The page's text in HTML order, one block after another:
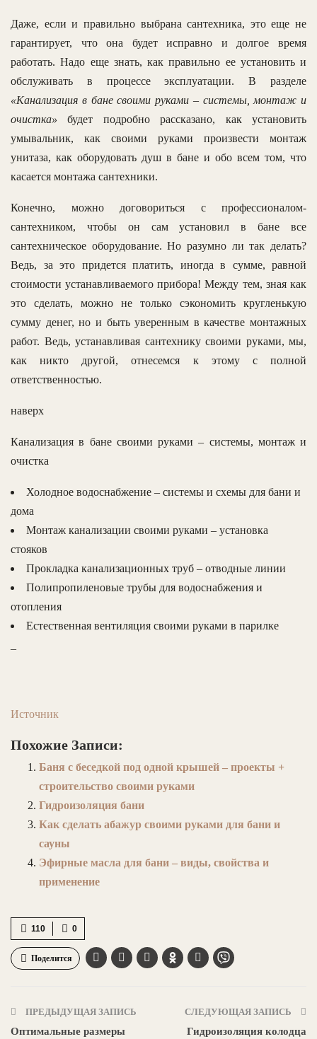
Даже, если и правильно выбрана сантехника, это еще не
гарантирует, что она будет исправно и долгое время
работать. Надо еще знать, как правильно ее установить и
обслуживать в процессе эксплуатации. В разделе
«Канализация в бане своими руками – системы, монтаж и
очистка» будет подробно рассказано, как установить
умывальник, как своими руками произвести монтаж
унитаза, как оборудовать душ в бане и обо всем том, что
касается монтажа сантехники.
Конечно, можно договориться с профессионалом-
сантехником, чтобы он сам установил в бане все
сантехническое оборудование. Но разумно ли так делать?
Ведь, за это придется платить, иногда в сумме, равной
стоимости устанавливаемого прибора! Между тем, зная как
это сделать, можно не только сэкономить кругленькую
сумму денег, но и быть уверенным в качестве монтажных
работ. Ведь, устанавливая сантехнику своими руками, мы,
как никто другой, отнесемся к этому с полной
ответственностью.
наверх
Канализация в бане своими руками – системы, монтаж и
очистка
Холодное водоснабжение – системы и схемы для бани и
дома
Монтаж канализации своими руками – установка
стояков
Прокладка канализационных труб – отводные линии
Полипропиленовые трубы для водоснабжения и
отопления
Естественная вентиляция своими руками в парилке
Источник
Похожие Записи:
Баня с беседкой под одной крышей – проекты +
строительство своими руками
Гидроизоляция бани
Как сделать абажур своими руками для бани и
сауны
Эфирные масла для бани – виды, свойства и
применение
0
110
Поделится
ПРЕДЫДУЩАЯ ЗАПИСЬ
Оптимальные размеры
СЛЕДУЮЩАЯ ЗАПИСЬ
Гидроизоляция колодца